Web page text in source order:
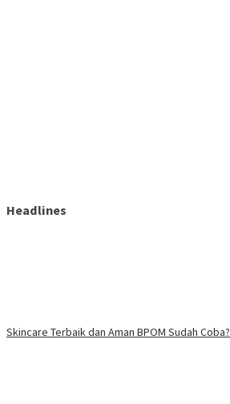
Headlines
Skincare Terbaik dan Aman BPOM Sudah Coba?